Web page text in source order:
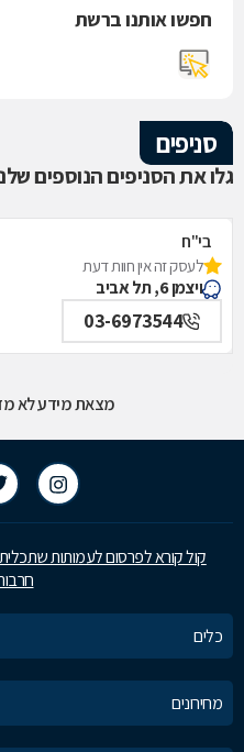
חפשו אותנו ברשת
סניפים
גלו את הסניפים הנוספים
בי"ח
איכילוב-אף,אוזן,גרון,ניתוחי-
תל אביב
לעסק זה אין חוות דעת
ויצמן 6, תל אביב
03-6973544
מצאת מידע לא
קול קורא לפרסום לעמותות
כלים
מחירונים